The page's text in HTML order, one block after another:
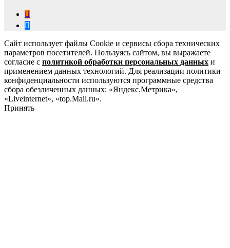
Сайт использует файлы Cookie и сервисы сбора технических
параметров посетителей. Пользуясь сайтом, вы выражаете
согласие с политикой обработки персональных данных и
применением данных технологий. Для реализации политики
конфиденциальности используются программные средства
сбора обезличенных данных: «Яндекс.Метрика»,
«Liveinternet», «top.Mail.ru».
Принять